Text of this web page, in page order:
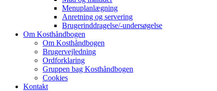
Menuplanlægning
Anretning og servering
Brugerinddragelse/-undersøgelse
Om Kosthåndbogen
Om Kosthåndbogen
Brugervejledning
Ordforklaring
Gruppen bag Kosthåndbogen
Cookies
Kontakt